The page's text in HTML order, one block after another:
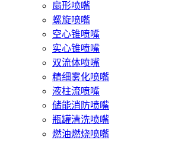
扇形喷嘴
螺旋喷嘴
空心锥喷嘴
实心锥喷嘴
双流体喷嘴
精细雾化喷嘴
液柱流喷嘴
储能消防喷嘴
瓶罐清洗喷嘴
燃油燃烧喷嘴